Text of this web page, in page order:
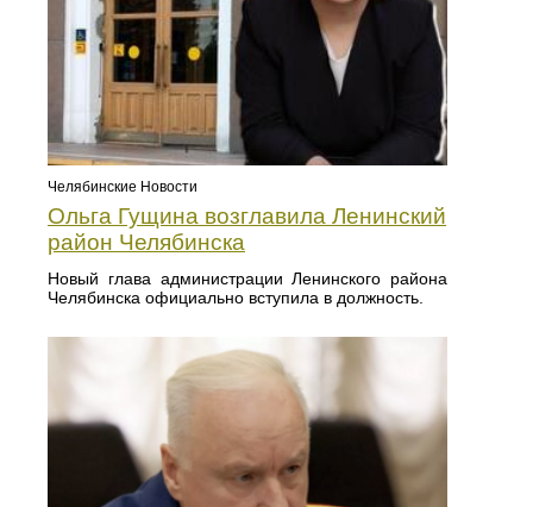
Челябинские Новости
Ольга Гущина возглавила Ленинский
район Челябинска
Новый глава администрации Ленинского района
Челябинска официально вступила в должность.